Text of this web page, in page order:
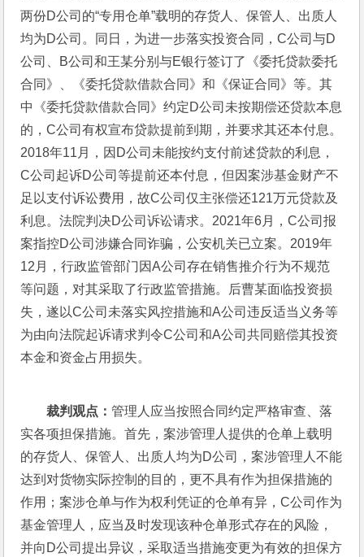
两份D公司的“专用仓单”载明的存货人、保管人、出质人
均为D公司。同日，为进一步落实投资合同，C公司与D
公司、B公司和王某分别与E银行签订了《委托贷款委托
合同》、《委托贷款借款合同》和《保证合同》等。其
中《委托贷款借款合同》约定D公司未按期偿还贷款本息
的，C公司有权宣布贷款提前到期，并要求其还本付息。
2018年11月，因D公司未能按约支付前述贷款的利息，
C公司起诉D公司等提前还本付息，但因案涉基金财产不
足以支付诉讼费用，故C公司仅主张偿还121万元贷款及
利息。法院判决D公司诉讼请求。2021年6月，C公司报
案指控D公司涉嫌合同诈骗，公安机关已立案。2019年
12月，行政监管部门因A公司存在销售推介行为不规范
等问题，对其采取了行政监管措施。后曹某面临投资损
失，遂以C公司未落实风控措施和A公司违反适当义务等
为由向法院起诉请求判令C公司和A公司共同赔偿其投资
本金和资金占用损失。
裁判观点：管理人应当按照合同约定严格审查、落
实各项担保措施。首先，案涉管理人提供的仓单上载明
的存货人、保管人、出质人均为D公司，案涉管理人不能
达到对货物实际控制的目的，更不具有作为担保措施的
作用；案涉仓单与作为权利凭证的仓单有异，C公司作为
基金管理人，应当及时发现该种仓单形式存在的风险，
并向D公司提出异议，采取适当措施变更为有效的担保方